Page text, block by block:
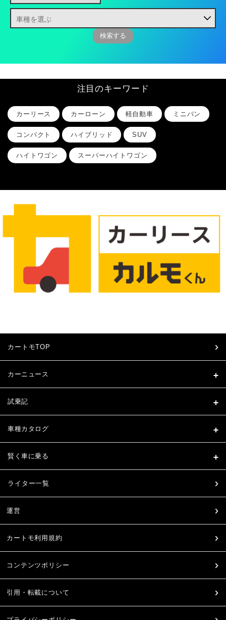
注目のキーワード
カーリース カーローン 軽自動車 ミニバン
コンパクト ハイブリッド SUV
ハイトワゴン スーパーハイトワゴン
カートモTOP
カーニュース
試乗記
車種カタログ
賢く車に乗る
ライター一覧
運営
カートモ利用規約
コンテンツポリシー
引用・転載について